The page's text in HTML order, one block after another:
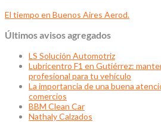
El tiempo en Buenos Aires Aerod.
Últimos avisos agregados
LS Solución Automotriz
Lubricentro F1 en Gutiérrez:
profesional para tu vehículo
La importancia de una buena
comercios
BBM Clean Car
Nathaly Calzados